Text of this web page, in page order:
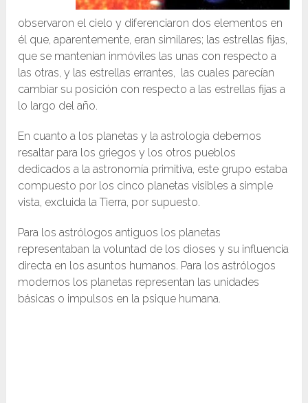
observaron el cielo y diferenciaron dos elementos en
él que, aparentemente, eran similares; las estrellas fijas,
que se mantenían inmóviles las unas con respecto a
las otras, y las estrellas errantes, las cuales parecían
cambiar su posición con respecto a las estrellas fijas a
lo largo del año.
En cuanto a los planetas y la astrología debemos
resaltar para los griegos y los otros pueblos
dedicados a la astronomía primitiva, este grupo estaba
compuesto por los cinco planetas visibles a simple
vista, excluida la Tierra, por supuesto.
Para los astrólogos antiguos los planetas
representaban la voluntad de los dioses y su influencia
directa en los asuntos humanos. Para los astrólogos
modernos los planetas representan las unidades
básicas o impulsos en la psique humana.